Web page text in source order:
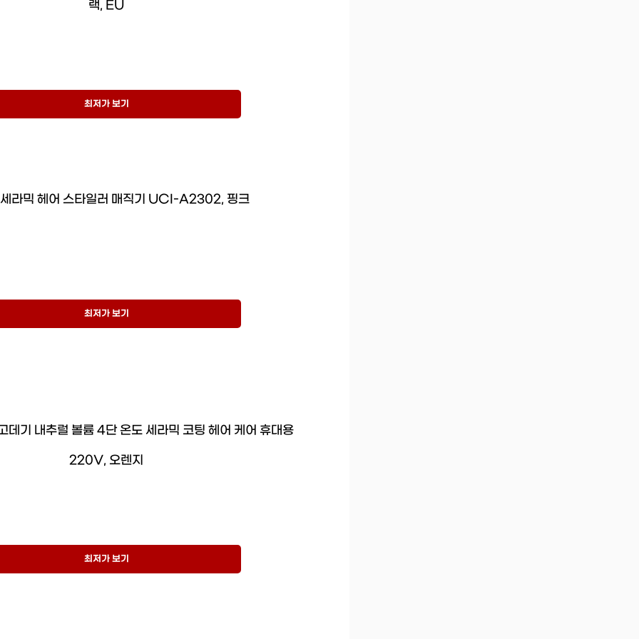
랙, EU
최저가 보기
라믹 헤어 스타일러 매직기 UCI-A2302, 핑크
최저가 보기
기 내추럴 볼륨 4단 온도 세라믹 코팅 헤어 케어 휴대용
220V, 오렌지
최저가 보기